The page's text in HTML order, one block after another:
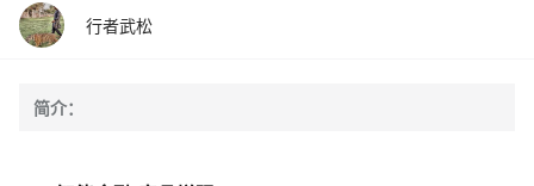
行者武松
简介：